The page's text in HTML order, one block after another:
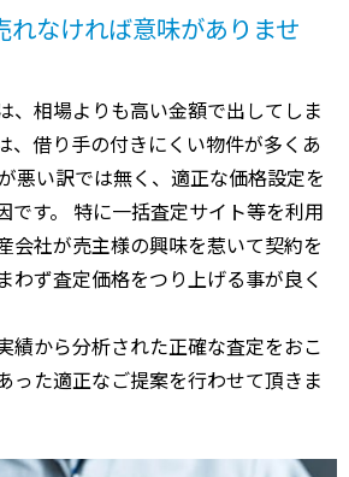
れなければ意味がありませ
、相場よりも高い金額で出してしま
、借り手の付きにくい物件が多くあ
悪い訳では無く、適正な価格設定を
です。 特に一括査定サイト等を利用
会社が売主様の興味を惹いて契約を
わず査定価格をつり上げる事が良く
績から分析された正確な査定をおこ
った適正なご提案を行わせて頂きま